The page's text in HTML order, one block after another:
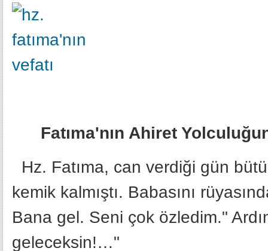
Fatıma'nın Ahiret
Hz. Fatıma, can verdiği gün
kemik kalmıştı. Babasını
Bana gel. Seni çok özledim."
geleceksin!…"